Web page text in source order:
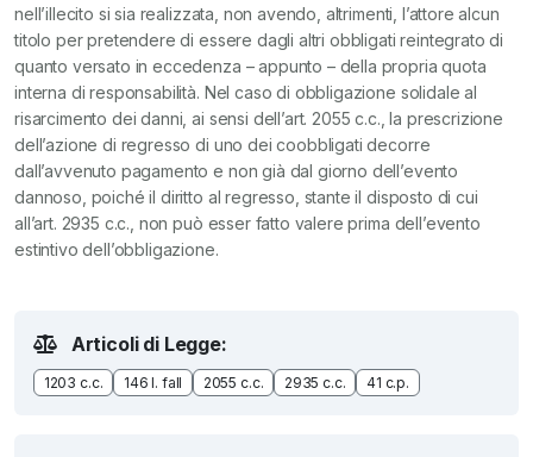
nell’illecito si sia realizzata, non avendo, altrimenti, l’attore alcun
titolo per pretendere di essere dagli altri obbligati reintegrato di
quanto versato in eccedenza – appunto – della propria quota
interna di responsabilità. Nel caso di obbligazione solidale al
risarcimento dei danni, ai sensi dell’art. 2055 c.c., la prescrizione
dell’azione di regresso di uno dei coobbligati decorre
dall’avvenuto pagamento e non già dal giorno dell’evento
dannoso, poiché il diritto al regresso, stante il disposto di cui
all’art. 2935 c.c., non può esser fatto valere prima dell’evento
estintivo dell’obbligazione.
Articoli di Legge:
1203 c.c. 146 l. fall 2055 c.c. 2935 c.c. 41 c.p.